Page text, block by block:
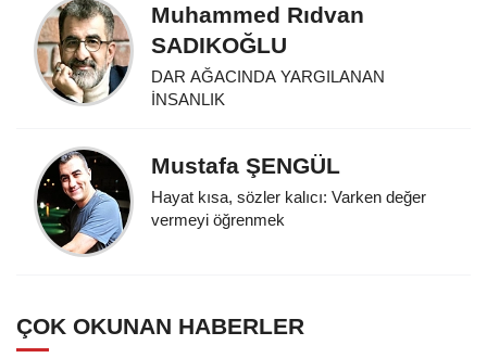
Muhammed Rıdvan
SADIKOĞLU
DAR AĞACINDA YARGILANAN
İNSANLIK
Mustafa ŞENGÜL
Hayat kısa, sözler kalıcı: Varken değer
vermeyi öğrenmek
ÇOK OKUNAN HABERLER